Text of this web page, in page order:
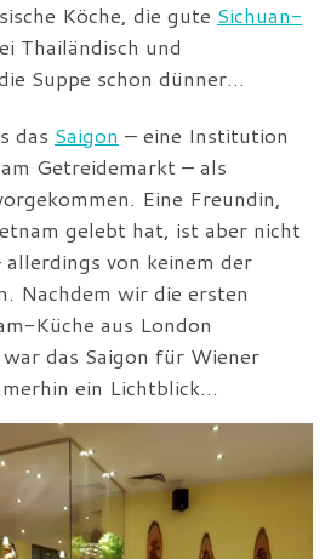
Köche, die gute Sichuan-
Thailändisch und
Suppe schon dünner…
das Saigon – eine Institution
Getreidemarkt – als
Eine Freundin,
gelebt hat, ist aber nicht
von keinem der
Nachdem wir die ersten
Küche aus London
das Saigon für Wiener
ein Lichtblick…